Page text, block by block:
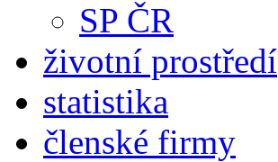
SP ČR
životní prostředí
statistika
členské firmy